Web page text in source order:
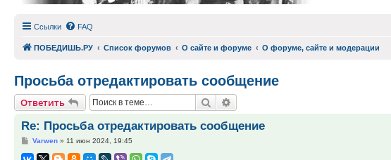
Ссылки FAQ
ПОБЕДИШЬ.РУ Список форумов О сайте и форуме О форуме, сайте и модерации
Просьба отредактировать сообщение
Ответить Поиск
Re: Просьба отредактировать сообщение
Сообщение
Varwen» 11 июн 2024, 19:45